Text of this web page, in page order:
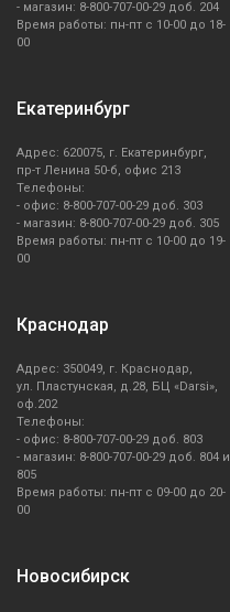
- магазин: 8-800-707-00-29 доб. 204
Время работы: пн-пт с 10-00 до 18-
00
Екатеринбург
Адрес: 620075, г. Екатеринбург,
пр-т Ленина 50-б, офис 213
Телефоны:
- офис: 8-800-707-00-29 доб. 303
- магазин: 8-800-707-00-29 доб. 305
Время работы: пн-пт с 10-00 до 19-
00
Краснодар
Адрес: 350049, г. Краснодар,
ул. Пластунская, д.28, БЦ «Darsi»,
оф.202
Телефоны:
- офис: 8-800-707-00-29 доб. 803
- магазин: 8-800-707-00-29 доб. 804 и
805
Время работы: пн-пт с 09-00 до 20-
00
Новосибирск